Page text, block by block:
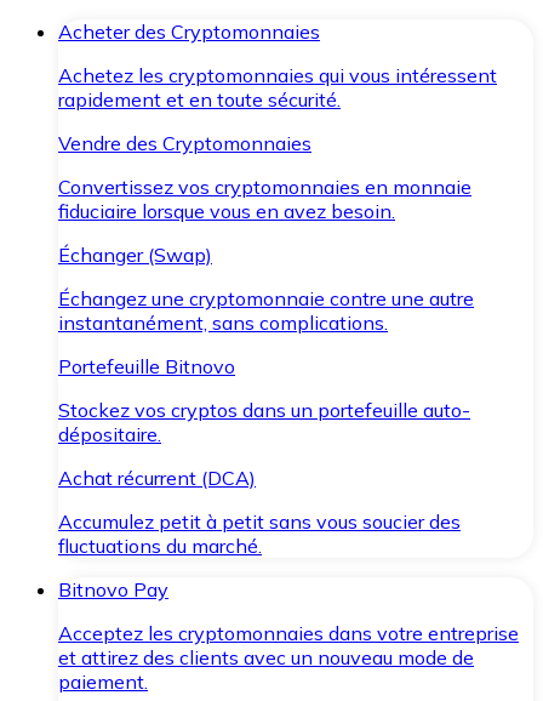
Acheter des Cryptomonnaies
Achetez les cryptomonnaies qui vous intéressent
rapidement et en toute sécurité.
Vendre des Cryptomonnaies
Convertissez vos cryptomonnaies en monnaie
fiduciaire lorsque vous en avez besoin.
Échanger (Swap)
Échangez une cryptomonnaie contre une autre
instantanément, sans complications.
Portefeuille Bitnovo
Stockez vos cryptos dans un portefeuille auto-
dépositaire.
Achat récurrent (DCA)
Accumulez petit à petit sans vous soucier des
fluctuations du marché.
Bitnovo Pay
Acceptez les cryptomonnaies dans votre entreprise
et attirez des clients avec un nouveau mode de
paiement.